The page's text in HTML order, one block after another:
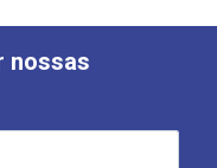
nossas